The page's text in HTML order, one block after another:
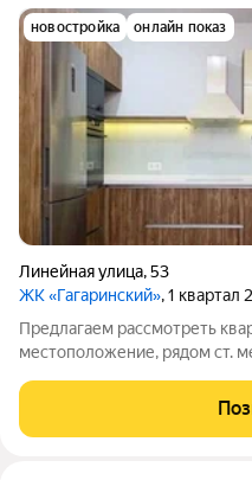
новостройка онлайн показ
Линейная улица,53
ЖК «Гагаринский», 1 квартал
Предлагаем рассмотреть
местоположение, рядом ст.
Территория ЖК огорожена,
наземный 2-х уровневый, и